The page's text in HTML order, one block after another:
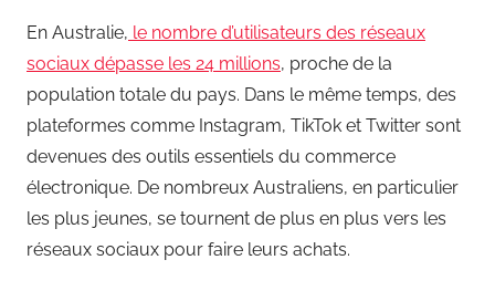
En Australie, le nombre d’utilisateurs des réseaux
sociaux dépasse les 24 millions, proche de la
population totale du pays. Dans le même temps, des
plateformes comme Instagram, TikTok et Twitter sont
devenues des outils essentiels du commerce
électronique. De nombreux Australiens, en particulier
les plus jeunes, se tournent de plus en plus vers les
réseaux sociaux pour faire leurs achats.